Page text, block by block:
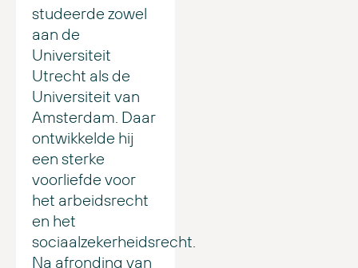
studeerde zowel
aan de
Universiteit
Utrecht als de
Universiteit van
Amsterdam. Daar
ontwikkelde hij
een sterke
voorliefde voor
het arbeidsrecht
en het
sociaalzekerheidsrecht.
Na afronding van